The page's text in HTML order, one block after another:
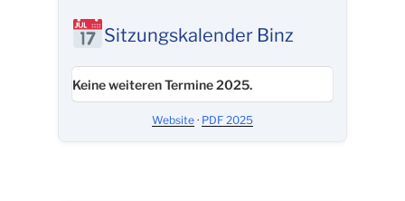
Sitzungskalender Binz
Keine weiteren Termine 2025.
Website · PDF 2025